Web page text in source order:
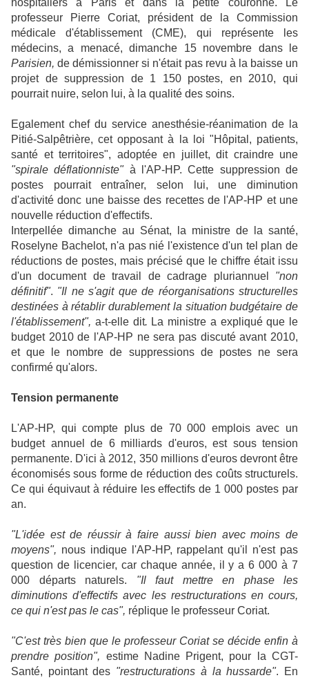
hospitaliers à Paris et dans la petite couronne. Le
professeur Pierre Coriat, président de la Commission
médicale d'établissement (CME), qui représente les
médecins, a menacé, dimanche 15 novembre dans le
Parisien, de démissionner si n'était pas revu à la baisse un
projet de suppression de 1 150 postes, en 2010, qui
pourrait nuire, selon lui, à la qualité des soins.
Egalement chef du service anesthésie-réanimation de la
Pitié-Salpêtrière, cet opposant à la loi "Hôpital, patients,
santé et territoires", adoptée en juillet, dit craindre une
"spirale déflationniste"à l'AP-HP. Cette suppression de
postes pourrait entraîner, selon lui, une diminution
d'activité donc une baisse des recettes de l'AP-HP et une
nouvelle réduction d'effectifs.
Interpellée dimanche au Sénat, la ministre de la santé,
Roselyne Bachelot, n'a pas nié l'existence d'un tel plan de
réductions de postes, mais précisé que le chiffre était issu
d'un document de travail de cadrage pluriannuel "non
définitif". "Il ne s'agit que de réorganisations structurelles
destinées à rétablir durablement la situation budgétaire de
l'établissement", a-t-elle dit. La ministre a expliqué que le
budget 2010 de l'AP-HP ne sera pas discuté avant 2010,
et que le nombre de suppressions de postes ne sera
confirmé qu'alors.
Tension permanente
L'AP-HP, qui compte plus de 70 000 emplois avec un
budget annuel de 6 milliards d'euros, est sous tension
permanente. D'ici à 2012, 350 millions d'euros devront être
économisés sous forme de réduction des coûts structurels.
Ce qui équivaut à réduire les effectifs de 1 000 postes par
an.
"L'idée est de réussir à faire aussi bien avec moins de
moyens", nous indique l'AP-HP, rappelant qu'il n'est pas
question de licencier, car chaque année, il y a 6 000 à 7
000 départs naturels. "Il faut mettre en phase les
diminutions d'effectifs avec les restructurations en cours,
ce qui n'est pas le cas", réplique le professeur Coriat.
"C'est très bien que le professeur Coriat se décide enfin à
prendre position", estime Nadine Prigent, pour la CGT-
Santé, pointant des "restructurations à la hussarde". En